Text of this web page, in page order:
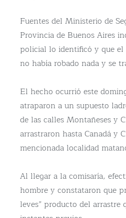
Fuentes del Ministerio de
Provincia de Buenos Aires
policial lo identificó y que el
no había robado nada y se
El hecho ocurrió este
atraparon a un supuesto
de las calles Montañeses y
arrastraron hasta Canadá y
mencionada localidad
Al llegar a la comisaría,
hombre y constataron que
leves” producto del arrastre